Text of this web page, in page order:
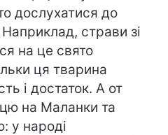
дослухатися до
страви зі
на це свято
ця тварина
і достаток. А от
на Маланки та
у народі